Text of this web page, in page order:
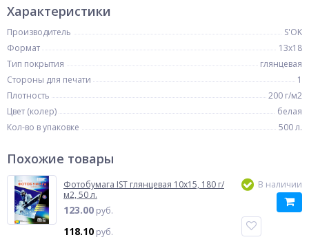
Характеристики
Производитель
S'OK
Формат
13x18
Тип покрытия
глянцевая
Стороны для печати
1
Плотность
200 г/м2
Цвет (колер)
белая
Кол-во в упаковке
500 л.
Похожие товары
Фотобумага IST глянцевая 10x15, 180 г/
м2, 50 л.
123.00 руб.
118.10 руб.
В наличии